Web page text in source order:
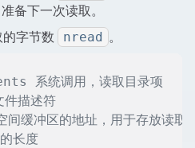
准备下一次读取。
字节数
nread 。
系统调用，读取目录项
件描述符
间缓冲区的地址，用于存放读取
长度